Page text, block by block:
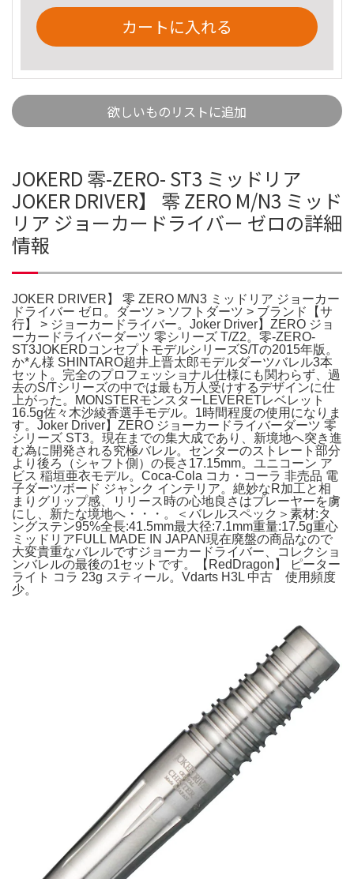
カートに入れる
欲しいものリストに追加
JOKERD 零-ZERO- ST3 ミッドリア
JOKER DRIVER】 零 ZERO M/N3 ミッド
リア ジョーカードライバー ゼロの詳細
情報
JOKER DRIVER】 零 ZERO M/N3 ミッドリア ジョーカー
ドライバー ゼロ。ダーツ > ソフトダーツ > ブランド【サ
行】 > ジョーカードライバー。Joker Driver】ZERO ジョ
ーカードライバーダーツ 零シリーズ T/Z2。零-ZERO-
ST3JOKERDコンセプトモデルシリーズS/Tの2015年版。
か*ん様 SHINTARO超井上晋太郎モデルダーツバレル3本
セット。完全のプロフェッショナル仕様にも関わらず、過
去のS/Tシリーズの中では最も万人受けするデザインに仕
上がった。MONSTERモンスターLEVERETレベレット
16.5g佐々木沙綾香選手モデル。1時間程度の使用になりま
す。Joker Driver】ZERO ジョーカードライバーダーツ 零
シリーズ ST3。現在までの集大成であり、新境地へ突き進
む為に開発される究極バレル。センターのストレート部分
より後ろ（シャフト側）の長さ17.15mm。ユニコーン ア
ビス 稲垣亜衣モデル。Coca-Cola コカ・コーラ 非売品 電
子ダーツボード ジャンク インテリア。絶妙なR加工と相
まりグリップ感、リリース時の心地良さはプレーヤーを虜
にし、新たな境地へ・・・。＜バレルスペック＞素材:タ
ングステン95%全長:41.5mm最大径:7.1mm重量:17.5g重心
ミッドリアFULL MADE IN JAPAN現在廃盤の商品なので
大変貴重なバレルですジョーカードライバー、コレクショ
ンバレルの最後の1セットです。【RedDragon】 ピーター
ライト コラ 23g スティール。Vdarts H3L 中古 使用頻度
少。